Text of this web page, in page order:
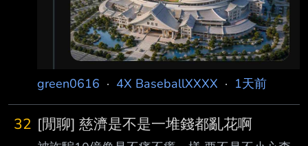
green0616 · 4X BaseballXXXX · 1天前
32 [閒聊] 慈濟是不是一堆錢都亂花啊